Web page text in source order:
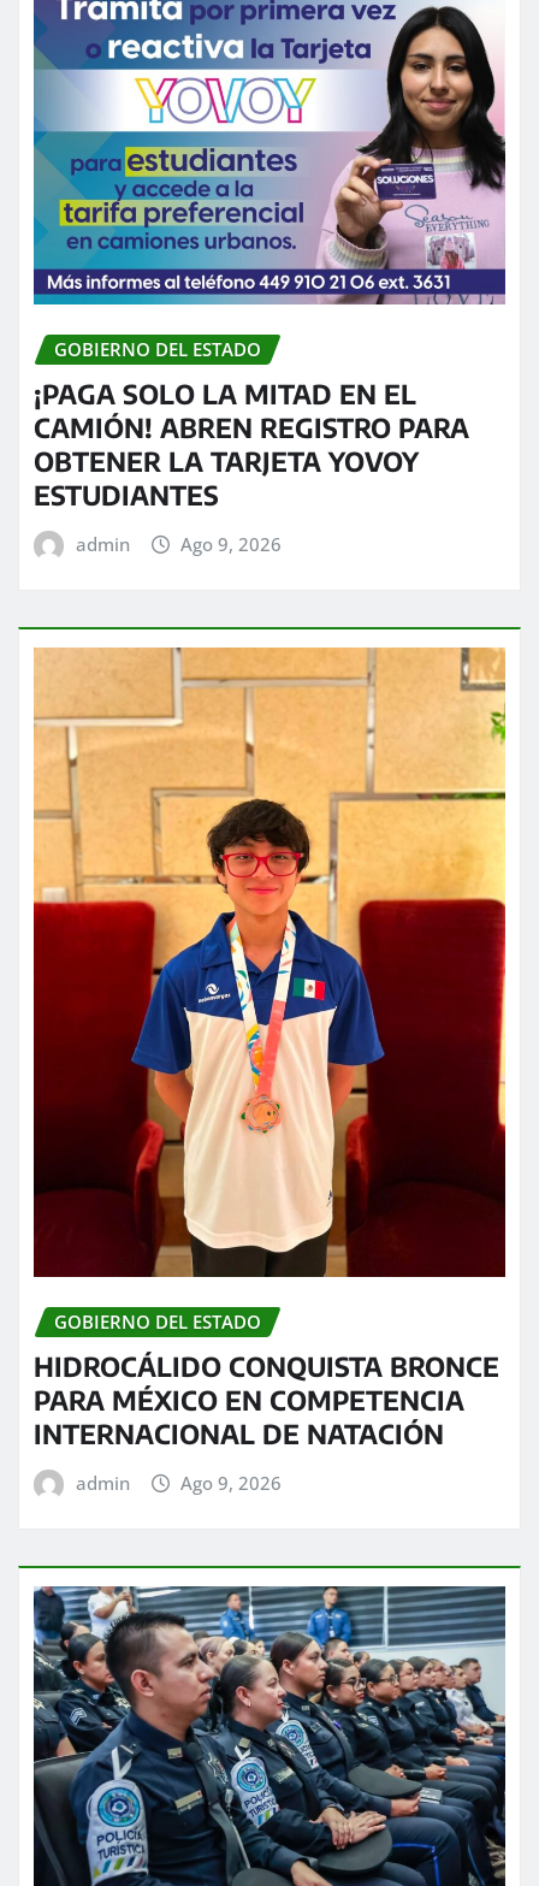
GOBIERNO DEL ESTADO
¡PAGA SOLO LA MITAD EN EL
CAMIÓN! ABREN REGISTRO PARA
OBTENER LA TARJETA YOVOY
ESTUDIANTES
admin Ago 9, 2026
GOBIERNO DEL ESTADO
HIDROCÁLIDO CONQUISTA BRONCE
PARA MÉXICO EN COMPETENCIA
INTERNACIONAL DE NATACIÓN
admin Ago 9, 2026